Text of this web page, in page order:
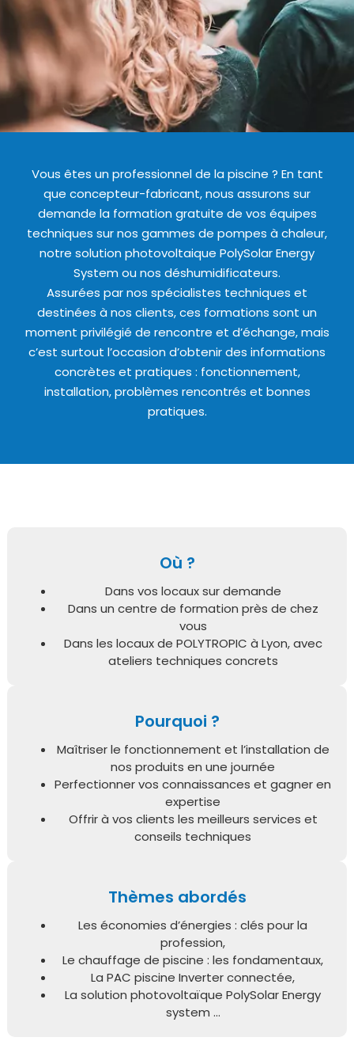
Vous êtes un professionnel de la piscine ? En tant
que concepteur-fabricant, nous assurons sur
demande la formation gratuite de vos équipes
techniques sur nos gammes de pompes à chaleur,
notre solution photovoltaique PolySolar Energy
System ou nos déshumidificateurs.
Assurées par nos spécialistes techniques et
destinées à nos clients, ces formations sont un
moment privilégié de rencontre et d’échange, mais
c’est surtout l’occasion d’obtenir des informations
concrètes et pratiques : fonctionnement,
installation, problèmes rencontrés et bonnes
pratiques.
Où ?
Dans vos locaux sur demande
Dans un centre de formation près de chez
vous
Dans les locaux de POLYTROPIC à Lyon, avec
ateliers techniques concrets
Pourquoi ?
Maîtriser le fonctionnement et l’installation de
nos produits en une journée
Perfectionner vos connaissances et gagner en
expertise
Offrir à vos clients les meilleurs services et
conseils techniques
Thèmes abordés
Les économies d’énergies : clés pour la
profession,
Le chauffage de piscine : les fondamentaux,
La PAC piscine Inverter connectée,
La solution photovoltaïque PolySolar Energy
system …